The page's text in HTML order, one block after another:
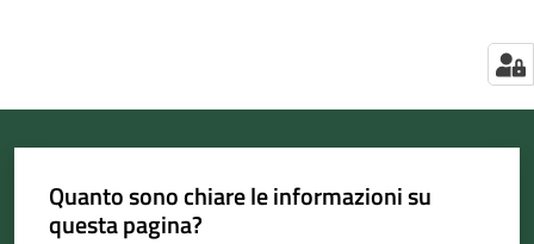
Quanto sono chiare le informazioni su
questa pagina?